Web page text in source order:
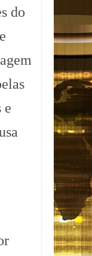
do
e